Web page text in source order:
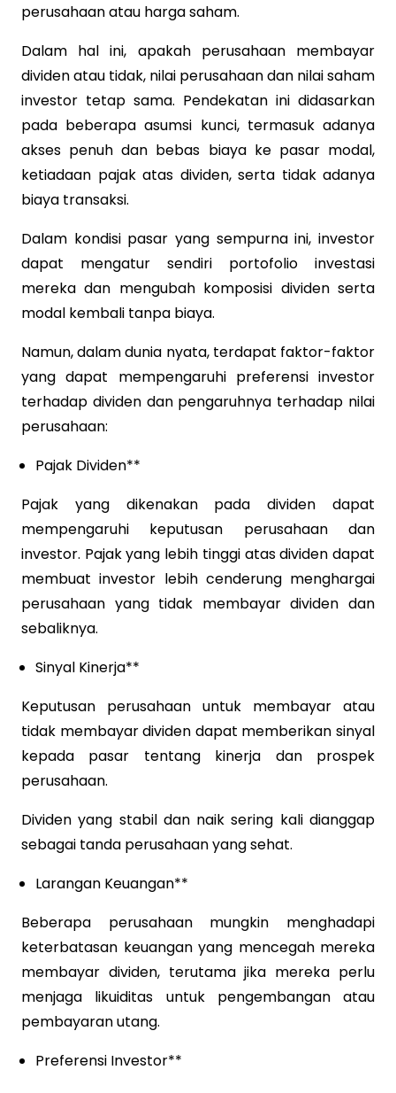
perusahaan atau harga saham.
Dalam hal ini, apakah perusahaan membayar
dividen atau tidak, nilai perusahaan dan nilai saham
investor tetap sama. Pendekatan ini didasarkan
pada beberapa asumsi kunci, termasuk adanya
akses penuh dan bebas biaya ke pasar modal,
ketiadaan pajak atas dividen, serta tidak adanya
biaya transaksi.
Dalam kondisi pasar yang sempurna ini, investor
dapat mengatur sendiri portofolio investasi
mereka dan mengubah komposisi dividen serta
modal kembali tanpa biaya.
Namun, dalam dunia nyata, terdapat faktor-faktor
yang dapat mempengaruhi preferensi investor
terhadap dividen dan pengaruhnya terhadap nilai
perusahaan:
Pajak Dividen**
Pajak yang dikenakan pada dividen dapat
mempengaruhi keputusan perusahaan dan
investor. Pajak yang lebih tinggi atas dividen dapat
membuat investor lebih cenderung menghargai
perusahaan yang tidak membayar dividen dan
sebaliknya.
Sinyal Kinerja**
Keputusan perusahaan untuk membayar atau
tidak membayar dividen dapat memberikan sinyal
kepada pasar tentang kinerja dan prospek
perusahaan.
Dividen yang stabil dan naik sering kali dianggap
sebagai tanda perusahaan yang sehat.
Larangan Keuangan**
Beberapa perusahaan mungkin menghadapi
keterbatasan keuangan yang mencegah mereka
membayar dividen, terutama jika mereka perlu
menjaga likuiditas untuk pengembangan atau
pembayaran utang.
Preferensi Investor**